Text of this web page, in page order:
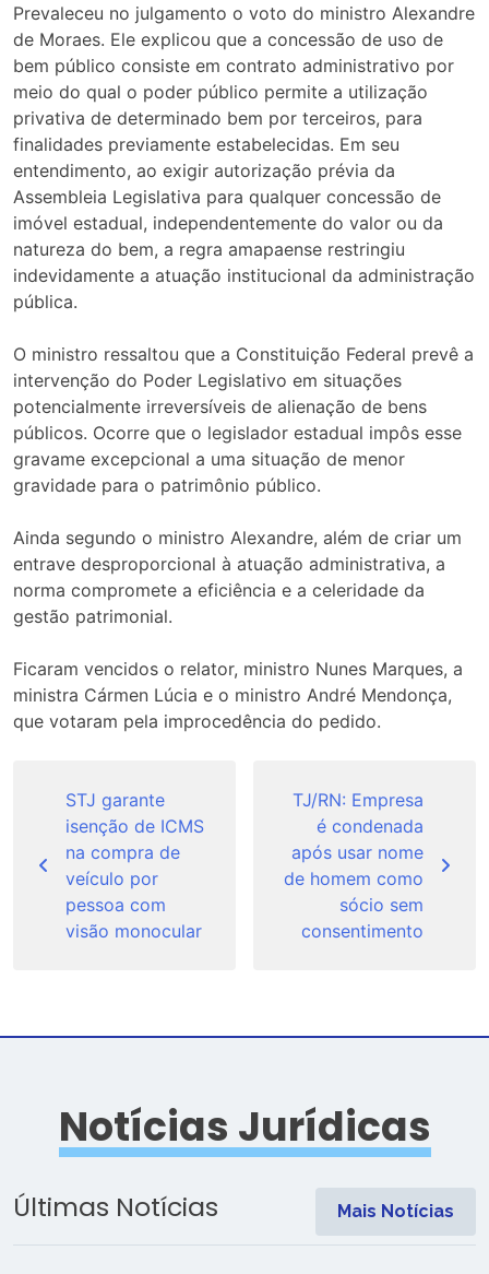
Prevaleceu no julgamento o voto do ministro Alexandre
de Moraes. Ele explicou que a concessão de uso de
bem público consiste em contrato administrativo por
meio do qual o poder público permite a utilização
privativa de determinado bem por terceiros, para
finalidades previamente estabelecidas. Em seu
entendimento, ao exigir autorização prévia da
Assembleia Legislativa para qualquer concessão de
imóvel estadual, independentemente do valor ou da
natureza do bem, a regra amapaense restringiu
indevidamente a atuação institucional da administração
pública.
O ministro ressaltou que a Constituição Federal prevê a
intervenção do Poder Legislativo em situações
potencialmente irreversíveis de alienação de bens
públicos. Ocorre que o legislador estadual impôs esse
gravame excepcional a uma situação de menor
gravidade para o patrimônio público.
Ainda segundo o ministro Alexandre, além de criar um
entrave desproporcional à atuação administrativa, a
norma compromete a eficiência e a celeridade da
gestão patrimonial.
Ficaram vencidos o relator, ministro Nunes Marques, a
ministra Cármen Lúcia e o ministro André Mendonça,
que votaram pela improcedência do pedido.
Post
STJ garante
isenção de ICMS
na compra de
veículo por
pessoa com
visão monocular
TJ/RN: Empresa
é condenada
após usar nome
de homem como
sócio sem
consentimento
Notícias Jurídicas
Últimas Notícias Mais Notícias